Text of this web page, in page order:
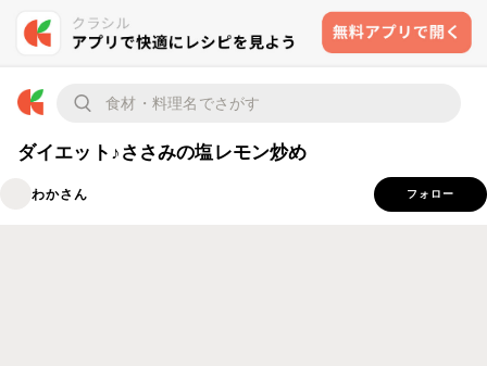
ダイエット♪ささみの塩レモン炒め
わかさん フォロー